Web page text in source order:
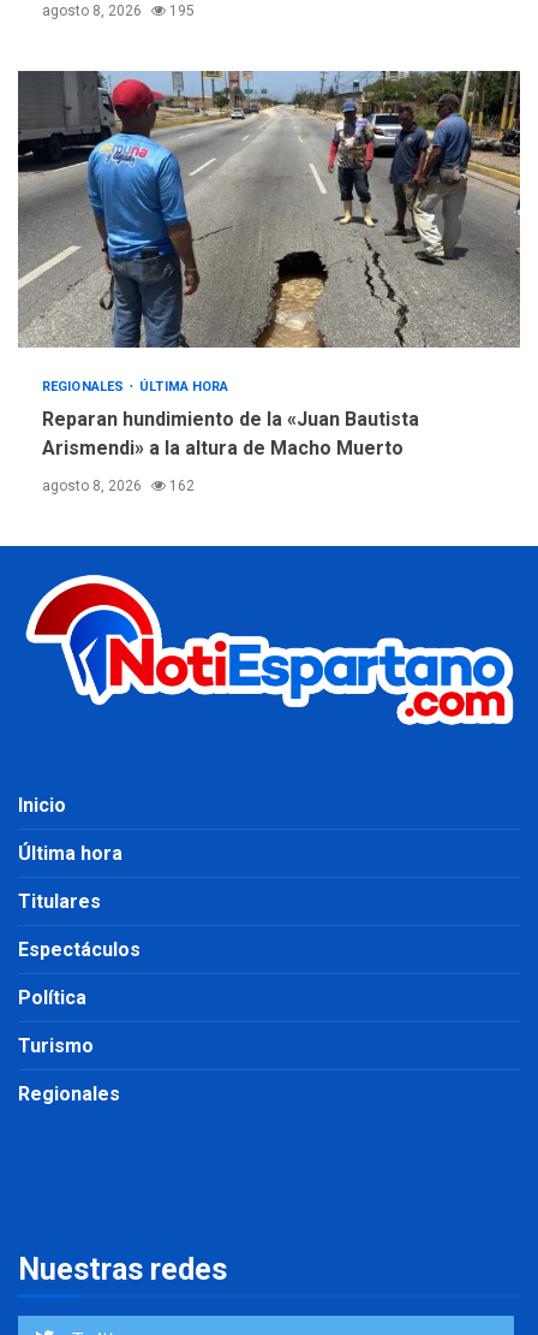
agosto 8, 2026 195
REGIONALES ÚLTIMA HORA
Reparan hundimiento de la «Juan Bautista
Arismendi» a la altura de Macho Muerto
agosto 8, 2026 162
Inicio
Última hora
Titulares
Espectáculos
Política
Turismo
Regionales
Nuestras redes